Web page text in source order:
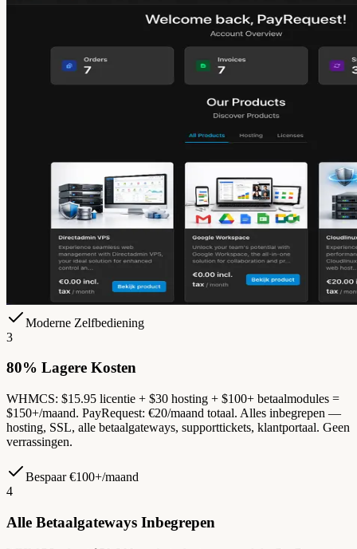
Moderne Zelfbediening
3
80% Lagere Kosten
WHMCS: $15.95 licentie + $30 hosting + $100+ betaalmodules =
$150+/maand. PayRequest: €20/maand totaal. Alles inbegrepen —
hosting, SSL, alle betaalgateways, supporttickets, klantportaal. Geen
verrassingen.
Bespaar €100+/maand
4
Alle Betaalgateways Inbegrepen